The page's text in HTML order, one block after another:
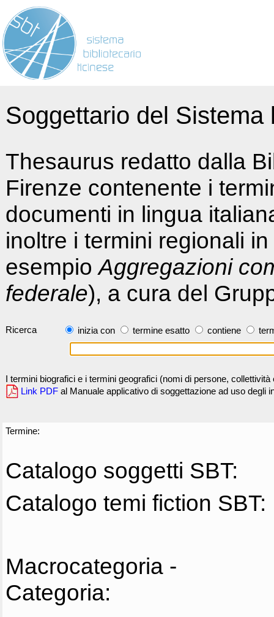
Soggettario del
Thesaurus redatto dalla
Firenze contenente i
documenti in lingua
inoltre i termini regionali
esempioAggregazioni
federale), a cura del
Ricerca inizia con termine esatto contiene
I termini biografici e i termini geografici (nomi di persone,
Link PDF al Manuale applicativo di soggettazione ad uso degli
Termine:
Catalogo soggetti SBT:
Catalogo temi fiction SBT:
Macrocategoria -
Categoria: